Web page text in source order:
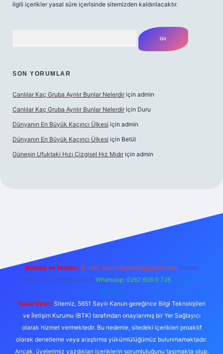
ilgili içerikler yasal süre içerisinde sitemizden kaldırılacaktır.
SON YORUMLAR
Canlılar Kaç Gruba Ayrılır Bunlar Nelerdir için admin
Canlılar Kaç Gruba Ayrılır Bunlar Nelerdir için Duru
Dünyanın En Büyük Kaçıncı Ülkesi için admin
Dünyanın En Büyük Kaçıncı Ülkesi için Betül
Güneşin Ufuktaki Hızı Çizgisel Hız Mıdır için admin
Reklam ve İletişim: E-mail: backlinkpaneli@gmail.com Teams:
forumhizmeti@gmail.com Whatsapp: 0262 606 0 726 Telegram:
@karabul
Yasal Uyarı: Sitemiz, 5651 Sayılı Kanun gereğince Bilgi Teknolojileri
ve İletişim Kurumu (BTK) tarafından onaylanmış bir Yer Sağlayıcı
olarak hizmet vermektedir. Bu nedenle, sitedeki içerikleri proaktif
olarak denetleme veya araştırma yükümlülüğümüz bulunmamaktadır.
Ancak, üyelerimiz yazdıkları içeriklerin sorumluluğunu taşımakta olup,